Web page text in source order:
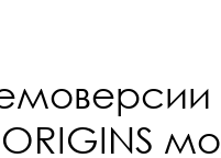
ORIGINS